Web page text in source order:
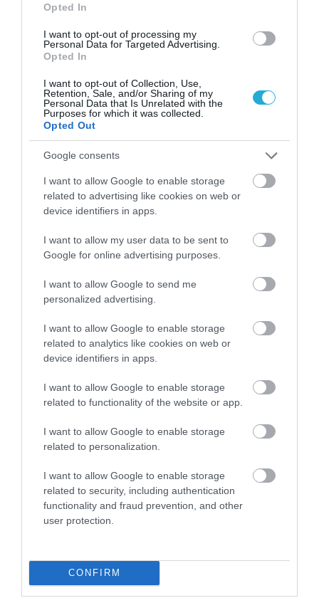
Opted In
I want to opt-out of processing my
Personal Data for Targeted Advertising.
Opted In
I want to opt-out of Collection, Use,
Retention, Sale, and/or Sharing of my
Personal Data that Is Unrelated with the
Purposes for which it was collected.
Opted Out
Google consents
I want to allow Google to enable storage
related to advertising like cookies on web or
device identifiers in apps.
I want to allow my user data to be sent to
Google for online advertising purposes.
I want to allow Google to send me
personalized advertising.
I want to allow Google to enable storage
related to analytics like cookies on web or
device identifiers in apps.
I want to allow Google to enable storage
related to functionality of the website or app.
I want to allow Google to enable storage
related to personalization.
I want to allow Google to enable storage
related to security, including authentication
functionality and fraud prevention, and other
user protection.
CONFIRM
07.08.2026
Πληθωρισμός: Μειώθηκε τον Ιούλιο στο
Κάρτα Αγρότη: Τι αλλάζει από τις 28
Αυγούστου – Πώς θα ενεργοποιείται